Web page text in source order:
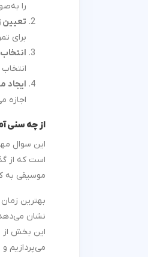
را
تعیین
برای
ایجاد
اجازه
از چه سنی
این سوال
است که از
موسیقی به
بهترین
این بخش از
می‌پردازیم